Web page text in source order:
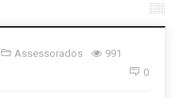
Assessorados
991
0